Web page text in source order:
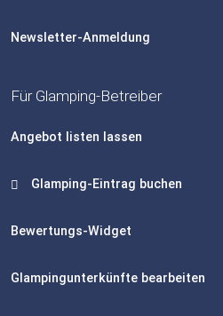
Newsletter-Anmeldung
Für Glamping-Betreiber
Angebot listen lassen
Glamping-Eintrag buchen
Bewertungs-Widget
Glampingunterkünfte bearbeiten